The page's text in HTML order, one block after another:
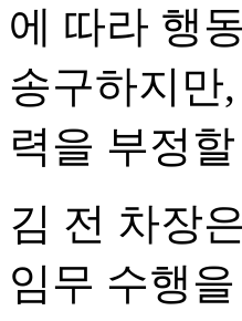
에 따라 행
송구하지만
력을 부정
김 전 차장
임무 수행